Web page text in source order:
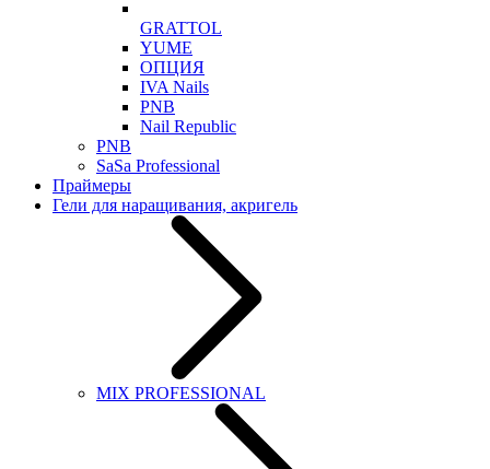
GRATTOL
YUME
ОПЦИЯ
IVA Nails
PNB
Nail Republic
PNB
SaSa Professional
Праймеры
Гели для наращивания, акригель
MIX PROFESSIONAL